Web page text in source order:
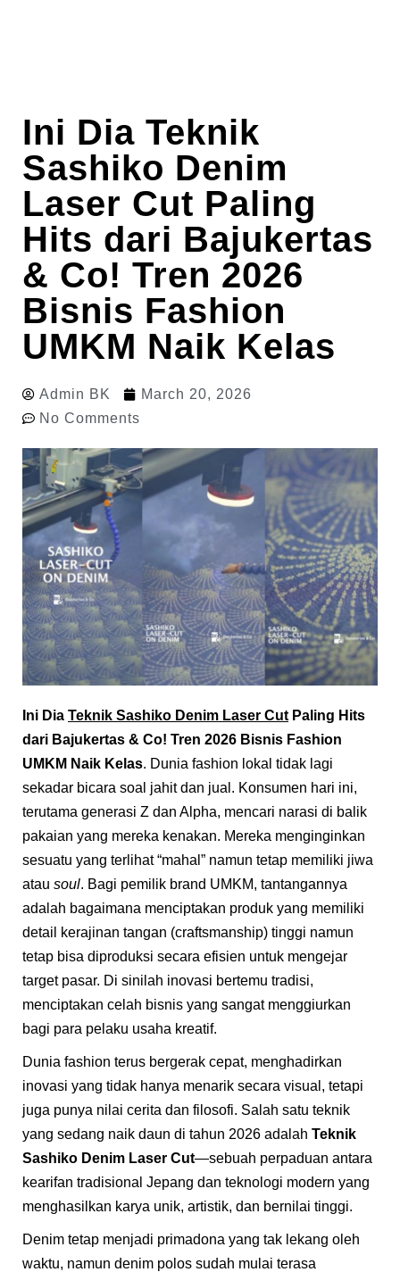
Ini Dia Teknik
Sashiko Denim
Laser Cut Paling
Hits dari Bajukertas
& Co! Tren 2026
Bisnis Fashion
UMKM Naik Kelas
Admin BK
March 20, 2026
No Comments
Ini Dia Teknik Sashiko Denim Laser Cut Paling Hits
dari Bajukertas & Co! Tren 2026 Bisnis Fashion
UMKM Naik Kelas. Dunia fashion lokal tidak lagi
sekadar bicara soal jahit dan jual. Konsumen hari ini,
terutama generasi Z dan Alpha, mencari narasi di balik
pakaian yang mereka kenakan. Mereka menginginkan
sesuatu yang terlihat “mahal” namun tetap memiliki jiwa
atau soul. Bagi pemilik brand UMKM, tantangannya
adalah bagaimana menciptakan produk yang memiliki
detail kerajinan tangan (craftsmanship) tinggi namun
tetap bisa diproduksi secara efisien untuk mengejar
target pasar. Di sinilah inovasi bertemu tradisi,
menciptakan celah bisnis yang sangat menggiurkan
bagi para pelaku usaha kreatif.
Dunia fashion terus bergerak cepat, menghadirkan
inovasi yang tidak hanya menarik secara visual, tetapi
juga punya nilai cerita dan filosofi. Salah satu teknik
yang sedang naik daun di tahun 2026 adalah Teknik
Sashiko Denim Laser Cut—sebuah perpaduan antara
kearifan tradisional Jepang dan teknologi modern yang
menghasilkan karya unik, artistik, dan bernilai tinggi.
Denim tetap menjadi primadona yang tak lekang oleh
waktu, namun denim polos sudah mulai terasa